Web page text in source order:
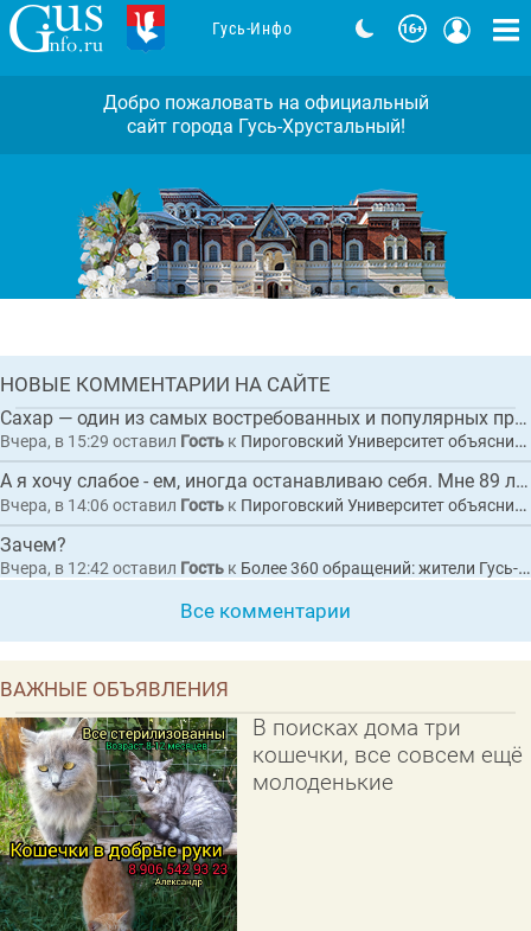
ГЛАВНАЯНОВОСТЬ
Задержан исполнительный директор
коммерческой организации по
обвинению в покушении на
набережной в Гусь-Хрустальном
НОВЫЕ КОММЕНТАРИИ НА САЙТЕ
Сахар — один из самых востребованных и популярных продуктов питания в мире.
Вчера, в 15:29 оставил Гость к Пироговский Университет объяснил, как сахар влияет на организм и приводит к диабету
А я хочу слабое - ем, иногда останавливаю себя. Мне 89 лет. Не люблю ходить по в...
Вчера, в 14:06 оставил Гость к Пироговский Университет объяснил, как сахар влияет на организм и приводит к диабету
Зачем?
Вчера, в 12:42 оставил Гость к Более 360 обращений: жители Гусь-Хрустального пожаловались Президенту на разбитые дороги
Все комментарии
ВАЖНЫЕ ОБЪЯВЛЕНИЯ
В поисках дома три
кошечки, все совсем ещё
молоденькие
Гусь-Инфо
Добро пожаловать на официальный
сайт города Гусь-Хрустальный!